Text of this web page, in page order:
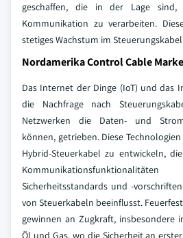
geschaffen, die in der Lage sind,
Kommunikation zu verarbeiten.
stetiges Wachstum im
Nordamerika Control Cable
Das Internet der Dinge (IoT) und das
die Nachfrage nach
Netzwerken die Daten- und
können, getrieben. Diese
Hybrid-Steuerkabel zu entwickeln,
Sicherheitsstandards und -
von Steuerkabeln beeinflusst.
gewinnen an Zugkraft, insbesondere
Öl und Gas, wo die Sicherheit an